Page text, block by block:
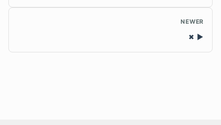
NEWER
✖